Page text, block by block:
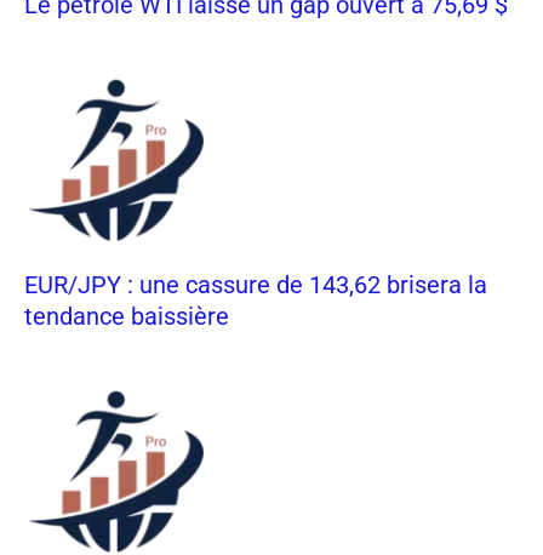
EUR/JPY : une cassure de 143,62 brisera la
tendance baissière